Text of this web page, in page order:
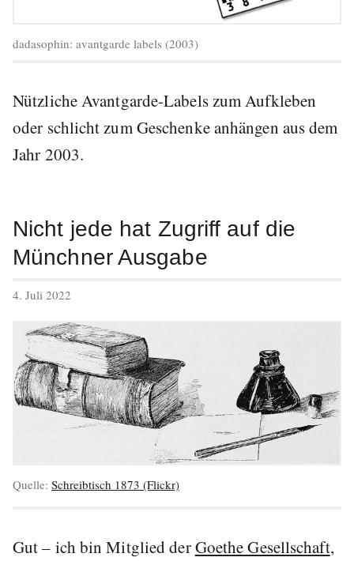
dadasophin: avantgarde labels (2003)
Nützliche Avantgarde-Labels zum Aufkleben
oder schlicht zum Geschenke anhängen aus dem
Jahr 2003.
Nicht jede hat Zugriff auf die
Münchner Ausgabe
veröffentlicht
4. Juli 2022
Quelle: Schreibtisch 1873 (Flickr)
Gut – ich bin Mitglied derGoethe Gesellschaft,